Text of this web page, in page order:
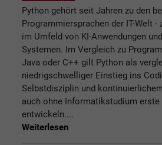
Python gehört seit Jahren zu den
Programmiersprachen der IT-Welt
im Umfeld von KI-Anwendungen
Systemen. Im Vergleich zu
Java oder C++ gilt Python als
niedrigschwelliger Einstieg ins
Selbstdisziplin und
auch ohne Informatikstudium erste
entwickeln....
Weiterlesen